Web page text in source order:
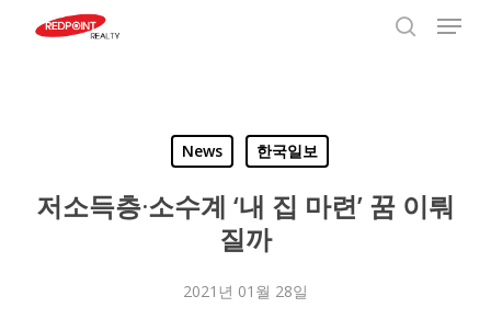
Menu
News 한국일보
저소득층·소수계 ‘내 집 마련’ 꿈 이뤄
질까
2021년 01월 28일